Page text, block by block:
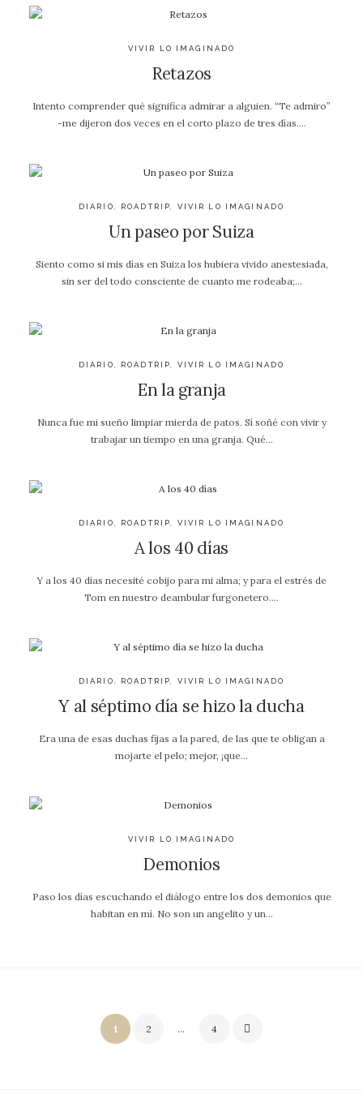
VIVIR LO IMAGINADO
Retazos
Intento comprender qué significa admirar a alguien. “Te admiro”
-me dijeron dos veces en el corto plazo de tres días….
DIARIO, ROADTRIP, VIVIR LO IMAGINADO
Un paseo por Suiza
Siento como si mis días en Suiza los hubiera vivido anestesiada,
sin ser del todo consciente de cuanto me rodeaba;…
DIARIO, ROADTRIP, VIVIR LO IMAGINADO
En la granja
Nunca fue mi sueño limpiar mierda de patos. Sí soñé con vivir y
trabajar un tiempo en una granja. Qué…
DIARIO, ROADTRIP, VIVIR LO IMAGINADO
A los 40 días
Y a los 40 días necesité cobijo para mi alma; y para el estrés de
Tom en nuestro deambular furgonetero….
DIARIO, ROADTRIP, VIVIR LO IMAGINADO
Y al séptimo día se hizo la ducha
Era una de esas duchas fijas a la pared, de las que te obligan a
mojarte el pelo; mejor, ¡que…
VIVIR LO IMAGINADO
Demonios
Paso los días escuchando el diálogo entre los dos demonios que
habitan en mí. No son un angelito y un…
1 2 … 4